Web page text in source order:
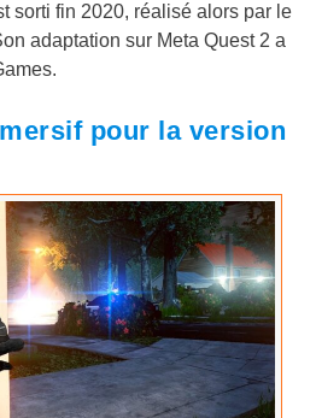
sorti fin 2020, réalisé alors par le
adaptation sur Meta Quest 2 a
pour la version